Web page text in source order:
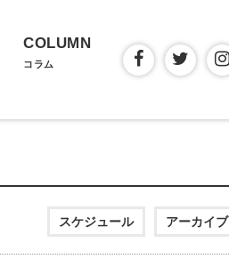
COLUMN
コラム
スケジュール アーカイブ